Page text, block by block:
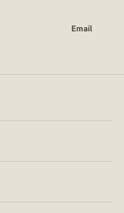
Email